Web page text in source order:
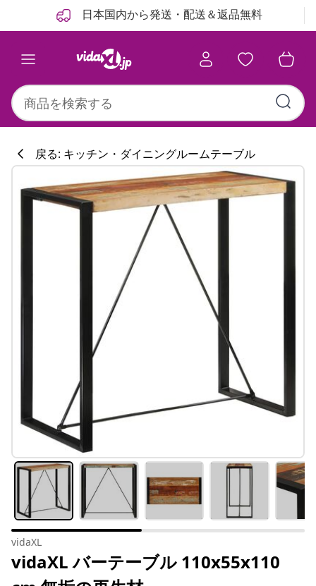
日本国内から発送・配送＆返品無料
戻る: キッチン・ダイニングルームテーブル
vidaXL
vidaXL バーテーブル 110x55x110